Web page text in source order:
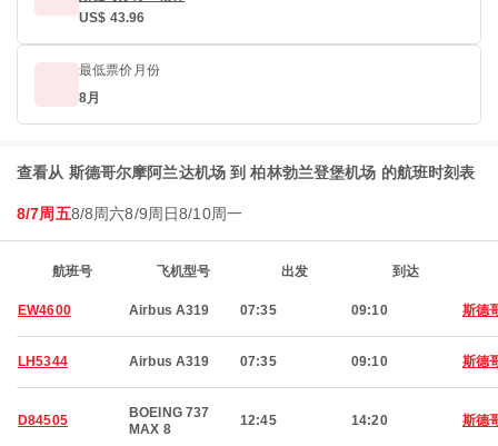
US$ 43.96
最低票价月份
8月
查看从 斯德哥尔摩阿兰达机场 到 柏林勃兰登堡机场 的航班时刻表
8/7周五8/8周六8/9周日8/10周一
航班号 飞机型号 出发 到达
EW4600 Airbus A319 07:35 09:10 斯德
LH5344 Airbus A319 07:35 09:10 斯德
D84505
BOEING 737
MAX 8
12:45 14:20 斯德